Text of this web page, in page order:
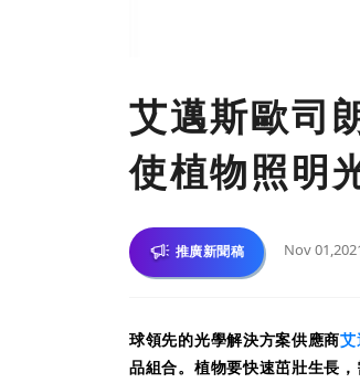
艾邁斯歐司
使植物照明
推廣新聞稿 Nov
球領先的光學解決方案供應商
品組合。植物要快速茁壯生長